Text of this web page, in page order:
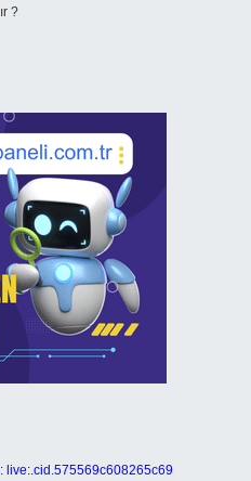
?
live:.cid.575569c608265c69